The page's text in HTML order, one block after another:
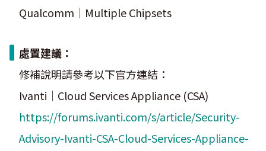
Qualcomm｜Multiple Chipsets
處置建議：
修補說明請參考以下官方連結：
Ivanti｜Cloud Services Appliance (CSA)
https://forums.ivanti.com/s/article/Security-
Advisory-Ivanti-CSA-Cloud-Services-Appliance-